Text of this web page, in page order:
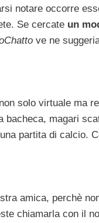
notare occorre
Se cercate un
ve ne
solo virtuale ma
bacheca, magari
partita di calcio.
amica, perchè
chiamarla con il